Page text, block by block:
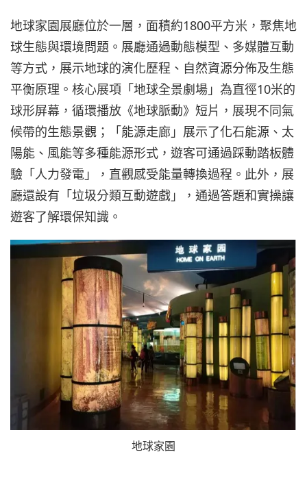
地球家園展廳位於一層，面積約1800平方米，聚焦地
球生態與環境問題。展廳通過動態模型、多媒體互動
等方式，展示地球的演化歷程、自然資源分佈及生態
平衡原理。核心展項「地球全景劇場」為直徑10米的
球形屏幕，循環播放《地球脈動》短片，展現不同氣
候帶的生態景觀；「能源走廊」展示了化石能源、太
陽能、風能等多種能源形式，遊客可通過踩動踏板體
驗「人力發電」，直觀感受能量轉換過程。此外，展
廳還設有「垃圾分類互動遊戲」，通過答題和實操讓
遊客了解環保知識。
地球家園